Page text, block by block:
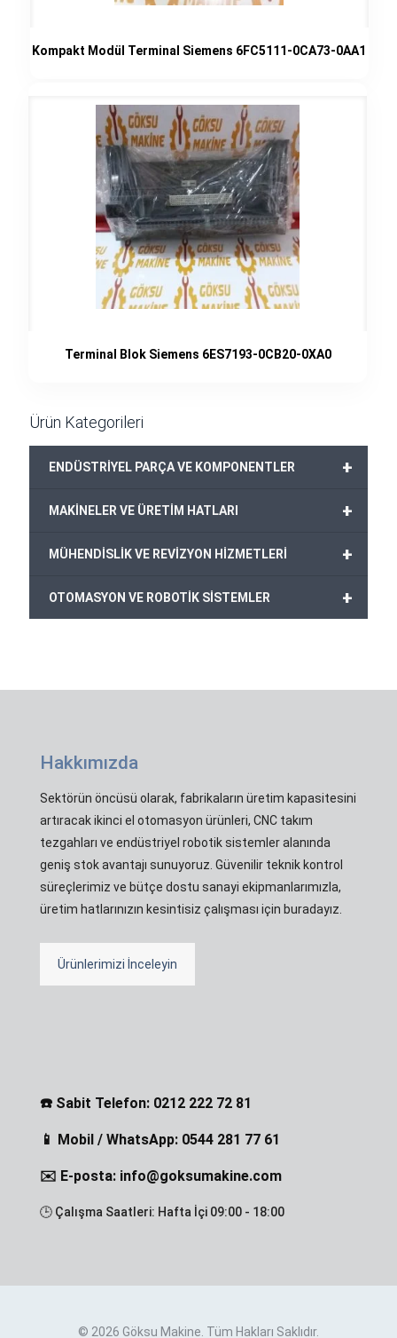
Kompakt Modül Terminal Siemens 6FC5111-0CA73-0AA1
Terminal Blok Siemens 6ES7193-0CB20-0XA0
Ürün Kategorileri
+
ENDÜSTRİYEL PARÇA VE KOMPONENTLER
+
MAKİNELER VE ÜRETİM HATLARI
+
MÜHENDİSLİK VE REVİZYON HİZMETLERİ
+
OTOMASYON VE ROBOTİK SİSTEMLER
Hakkımızda
Sektörün öncüsü olarak, fabrikaların üretim kapasitesini
artıracak ikinci el otomasyon ürünleri, CNC takım
tezgahları ve endüstriyel robotik sistemler alanında
geniş stok avantajı sunuyoruz. Güvenilir teknik kontrol
süreçlerimiz ve bütçe dostu sanayi ekipmanlarımızla,
üretim hatlarınızın kesintisiz çalışması için buradayız.
Ürünlerimizi İnceleyin
☎️ Sabit Telefon: 0212 222 72 81
📱 Mobil / WhatsApp: 0544 281 77 61
✉️ E-posta: info@goksumakine.com
🕒 Çalışma Saatleri: Hafta İçi 09:00 - 18:00